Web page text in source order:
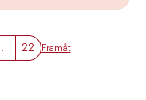
22 Framåt